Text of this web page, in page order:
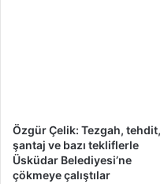
Özgür Çelik: Tezgah, tehdit,
şantaj ve bazı tekliflerle
Üsküdar Belediyesi’ne
çökmeye çalıştılar